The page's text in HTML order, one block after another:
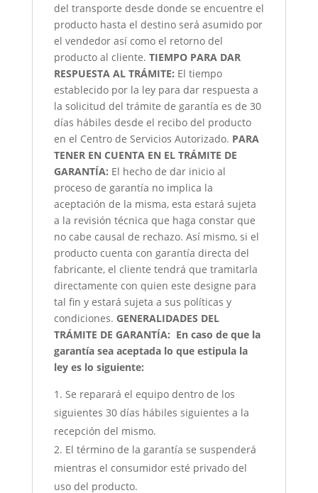
del transporte desde donde se encuentre el
producto hasta el destino será asumido por
el vendedor así como el retorno del
producto al cliente. TIEMPO PARA DAR
RESPUESTA AL TRÁMITE: El tiempo
establecido por la ley para dar respuesta a
la solicitud del trámite de garantía es de 30
días hábiles desde el recibo del producto
en el Centro de Servicios Autorizado. PARA
TENER EN CUENTA EN EL TRÁMITE DE
GARANTÍA: El hecho de dar inicio al
proceso de garantía no implica la
aceptación de la misma, esta estará sujeta
a la revisión técnica que haga constar que
no cabe causal de rechazo. Así mismo, si el
producto cuenta con garantía directa del
fabricante, el cliente tendrá que tramitarla
directamente con quien este designe para
tal fin y estará sujeta a sus políticas y
condiciones. GENERALIDADES DEL
TRÁMITE DE GARANTÍA: En caso de que la
garantía sea aceptada lo que estipula la
ley es lo siguiente:
Se reparará el equipo dentro de los
siguientes 30 días hábiles siguientes a la
recepción del mismo.
El término de la garantía se suspenderá
mientras el consumidor esté privado del
uso del producto.